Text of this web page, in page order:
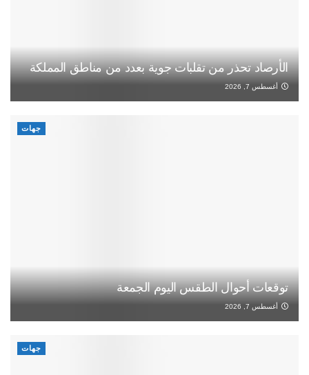
الأرصاد تحذر من تقلبات جوية بعدد من مناطق المملكة
أغسطس 7, 2026
جهات
توقعات أحوال الطقس اليوم الجمعة
أغسطس 7, 2026
جهات